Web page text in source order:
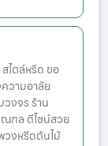
ไตล์หรีด ขอ
วามอาลัย
งจร ร้าน
ฑล ดีไซน์สวย
วงหรีดต้นไม้